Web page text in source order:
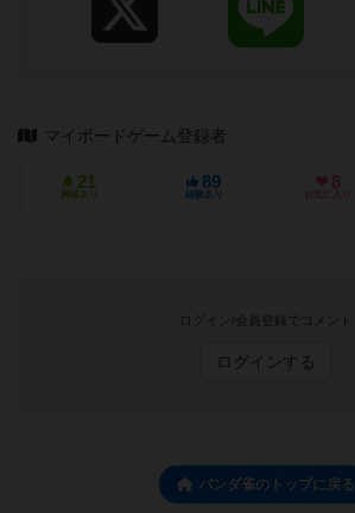
マイボードゲーム登録者
21
興味あり
89
経験あり
8
お気に入り
ログイン/会員登録でコメント
ログインする
パンダ雀のトップに戻る